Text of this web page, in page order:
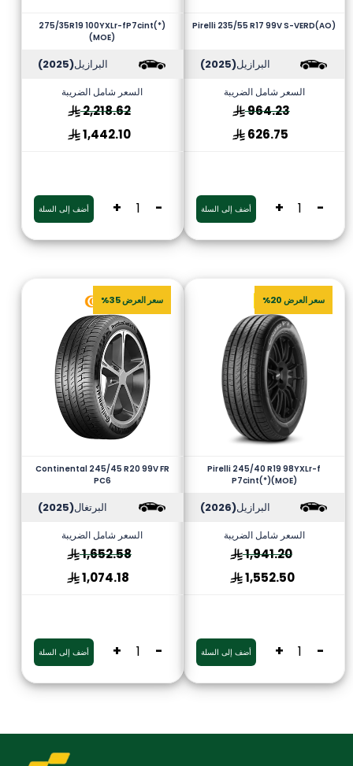
Pirelli 235/55 R17 99V S-VERD(AO)
البرازيل(2025)
السعر شامل الضريبة
964.23
626.75
-
+ أضف إلى السلة
275/35R19 100YXLr-fP7cint(*)
(MOE)
البرازيل(2025)
السعر شامل الضريبة
2,218.62
1,442.10
-
+ أضف إلى السلة
سعر العرض 20%
Pirelli 245/40 R19 98YXLr-f
P7cint(*)(MOE)
البرازيل(2026)
السعر شامل الضريبة
1,941.20
1,552.50
-
+ أضف إلى السلة
سعر العرض 35%
Continental 245/45 R20 99V FR
PC6
البرتغال(2025)
السعر شامل الضريبة
1,652.58
1,074.18
-
+ أضف إلى السلة